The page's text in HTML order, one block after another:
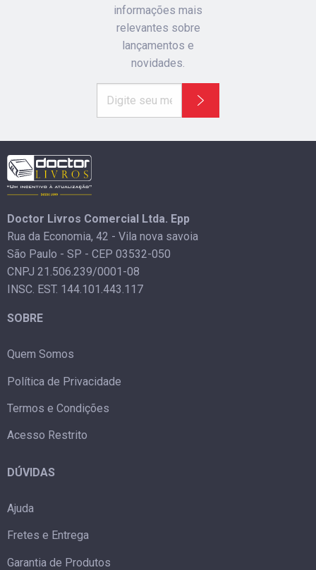
informações mais
relevantes sobre
lançamentos e
novidades.
Doctor Livros Comercial Ltda. Epp
Rua da Economia, 42 - Vila nova savoia
São Paulo - SP - CEP 03532-050
CNPJ 21.506.239/0001-08
INSC. EST. 144.101.443.117
SOBRE
Quem Somos
Política de Privacidade
Termos e Condições
Acesso Restrito
DÚVIDAS
Ajuda
Fretes e Entrega
Garantia de Produtos